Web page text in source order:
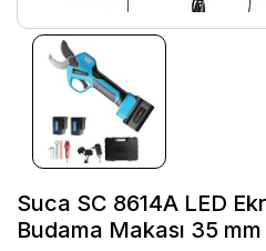
Suca SC 8614A LED
Budama Makası 35 mm